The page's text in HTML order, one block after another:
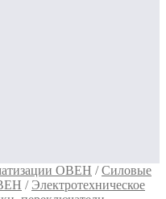
ОВЕН /Силовые
/ Электротехническое